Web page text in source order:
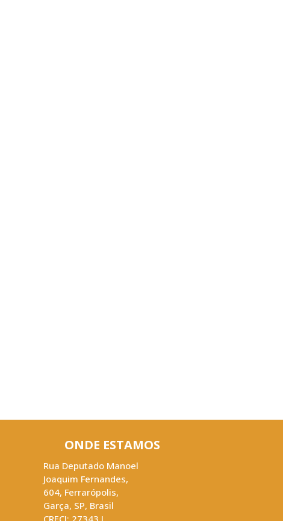
ONDE ESTAMOS
Rua Deputado Manoel
Joaquim Fernandes,
604, Ferrarópolis,
Garça, SP, Brasil
CRECI: 27343 J